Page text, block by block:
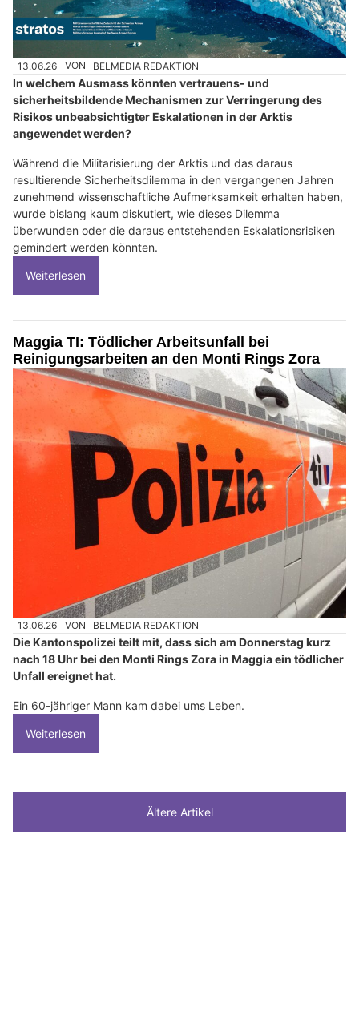
13.06.26 VON BELMEDIA REDAKTION
In welchem Ausmass könnten vertrauens- und
sicherheitsbildende Mechanismen zur Verringerung des
Risikos unbeabsichtigter Eskalationen in der Arktis
angewendet werden?
Während die Militarisierung der Arktis und das daraus
resultierende Sicherheitsdilemma in den vergangenen Jahren
zunehmend wissenschaftliche Aufmerksamkeit erhalten haben,
wurde bislang kaum diskutiert, wie dieses Dilemma
überwunden oder die daraus entstehenden Eskalationsrisiken
gemindert werden könnten.
Weiterlesen
Maggia TI: Tödlicher Arbeitsunfall bei
Reinigungsarbeiten an den Monti Rings Zora
13.06.26 VON BELMEDIA REDAKTION
Die Kantonspolizei teilt mit, dass sich am Donnerstag kurz
nach 18 Uhr bei den Monti Rings Zora in Maggia ein tödlicher
Unfall ereignet hat.
Ein 60-jähriger Mann kam dabei ums Leben.
Weiterlesen
Ältere Artikel